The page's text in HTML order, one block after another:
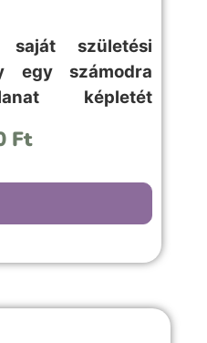
születési
egy számodra
képletét
kép választása,
teli örömteli
Ft